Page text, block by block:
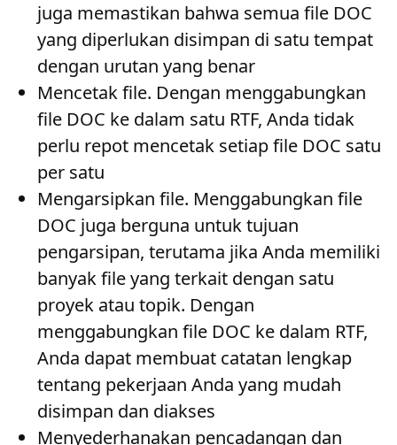
juga memastikan bahwa semua file DOC
yang diperlukan disimpan di satu tempat
dengan urutan yang benar
Mencetak file. Dengan menggabungkan
file DOC ke dalam satu RTF, Anda tidak
perlu repot mencetak setiap file DOC satu
per satu
Mengarsipkan file. Menggabungkan file
DOC juga berguna untuk tujuan
pengarsipan, terutama jika Anda memiliki
banyak file yang terkait dengan satu
proyek atau topik. Dengan
menggabungkan file DOC ke dalam RTF,
Anda dapat membuat catatan lengkap
tentang pekerjaan Anda yang mudah
disimpan dan diakses
Menyederhanakan pencadangan dan